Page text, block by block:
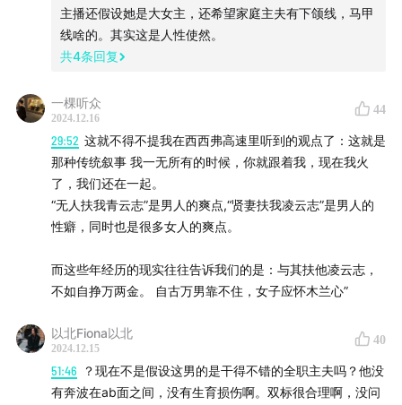
主播还假设她是大女主，还希望家庭主夫有下颌线，马甲
线啥的。其实这是人性使然。
共4条回复
一棵听众
2024.12.16
44
29:52 这就不得不提我在西西弗高速里听到的观点了：这就是
那种传统叙事 我一无所有的时候，你就跟着我，现在我火
了，我们还在一起。
“无人扶我青云志”是男人的爽点,“贤妻扶我凌云志”是男人的
性癖，同时也是很多女人的爽点。
而这些年经历的现实往往告诉我们的是：与其扶他凌云志，
不如自挣万两金。 自古万男靠不住，女子应怀木兰心”
以北Fiona以北
2024.12.15
40
51:46
？现在不是假设这男的是干得不错的全职主夫吗？他没
有奔波在ab面之间，没有生育损伤啊。双标很合理啊，没问